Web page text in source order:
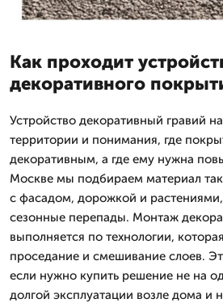
Как проходит
декоративного
Устройство декоративный гравий
территории и понимания, где
декоративным, а где ему нужна
Москве мы подбираем материал
с фасадом, дорожкой и
сезонные перепады. Монтаж
выполняется по технологии,
проседание и смешивание слоев.
если нужно купить решение не на
долгой эксплуатации возле дома и